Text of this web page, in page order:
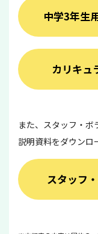
中学3年生
カリキュ
また、スタッフ・ボ
説明資料をダウンロ
スタッフ